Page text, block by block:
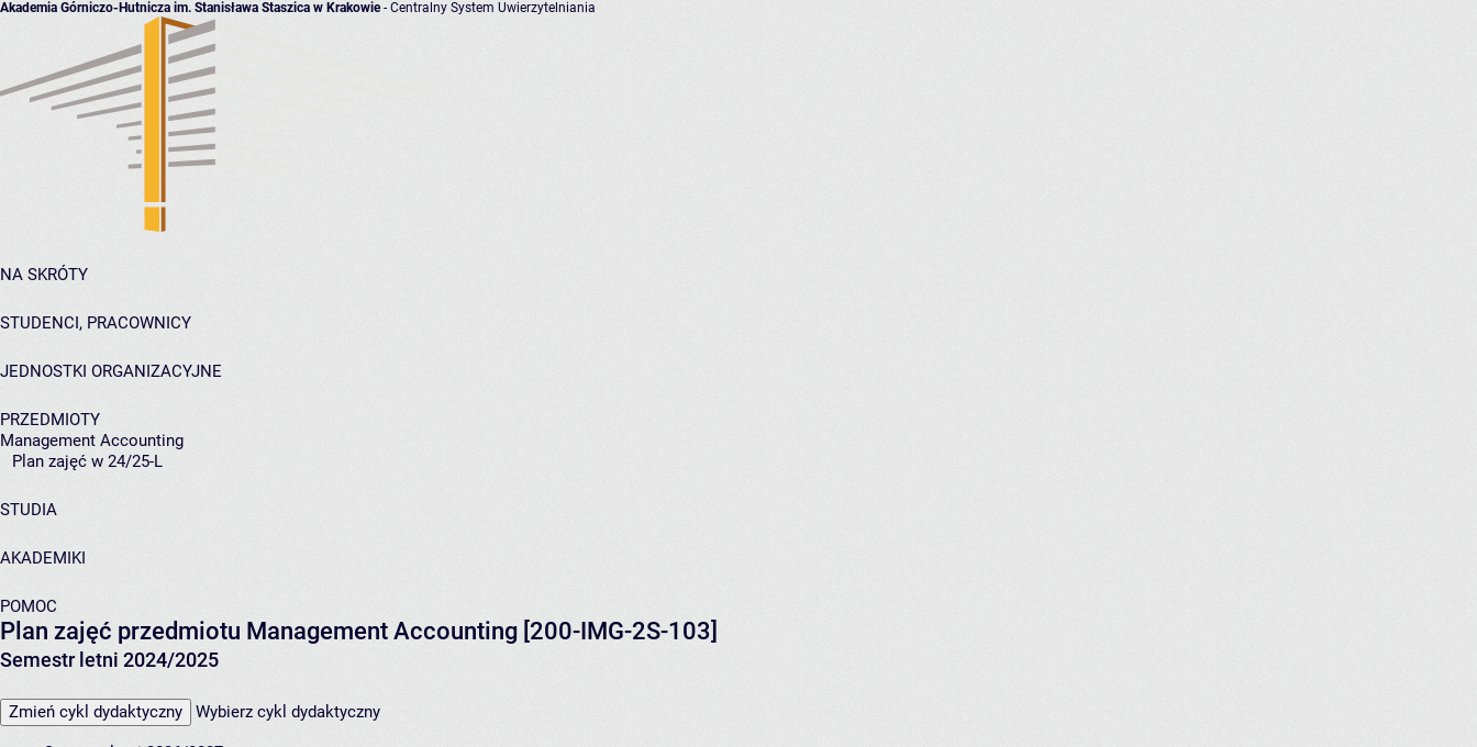
Akademia Górniczo-Hutnicza im. Stanisława Staszica w Krakowie- Centralny System Uwierzytelniania
NA SKRÓTY
STUDENCI, PRACOWNICY
JEDNOSTKI ORGANIZACYJNE
PRZEDMIOTY
Management Accounting
Plan zajęć w 24/25-L
STUDIA
AKADEMIKI
POMOC
Plan zajęć przedmiotu Management Accounting [200-IMG-2S-103]
Semestr letni 2024/2025
Zmień cykl dydaktyczny Wybierz cykl dydaktyczny